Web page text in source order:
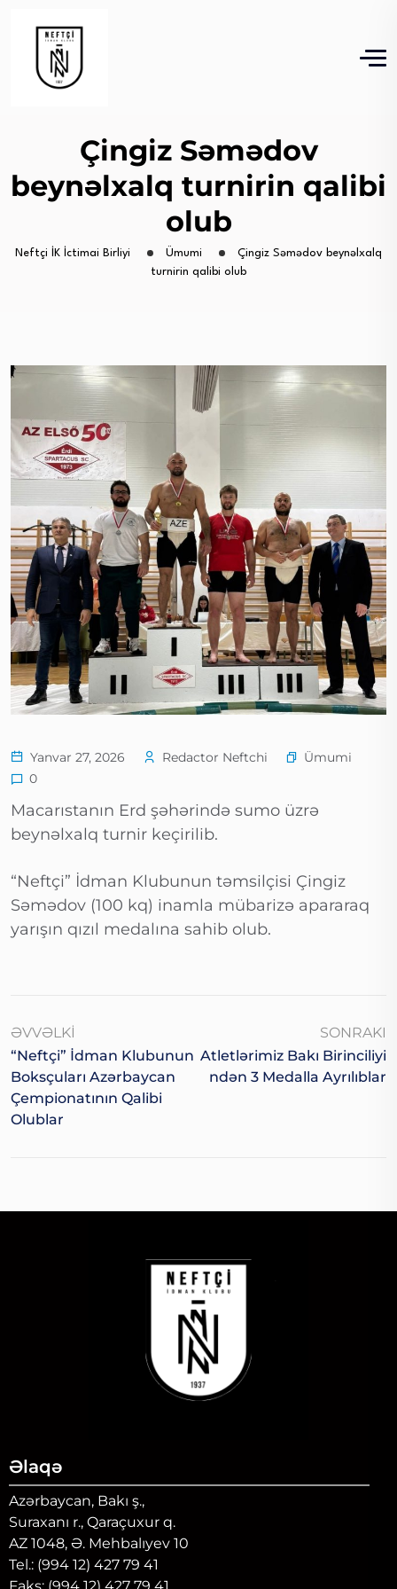
Çingiz Səmədov
beynəlxalq turnirin qalibi
olub
Neftçi İK İctimai Birliyi Ümumi
Çingiz Səmədov beynəlxalq
turnirin qalibi olub
Yanvar 27, 2026 Redactor Neftchi
Ümumi
0
Macarıstanın Erd şəhərində sumo üzrə
beynəlxalq turnir keçirilib.
“Neftçi” İdman Klubunun təmsilçisi Çingiz
Səmədov (100 kq) inamla mübarizə apararaq
yarışın qızıl medalına sahib olub.
ƏVVƏLKI
“Neftçi” İdman Klubunun
Boksçuları Azərbaycan
Çempionatının Qalibi
Olublar
SONRAKI
Atletlərimiz Bakı Birinciliyi
Ndən 3 Medalla Ayrılıblar
Əlaqə
Azərbaycan, Bakı ş.,
Suraxanı r., Qaraçuxur q.
AZ 1048, Ə. Mehbalıyev 10
Tel.: (994 12) 427 79 41